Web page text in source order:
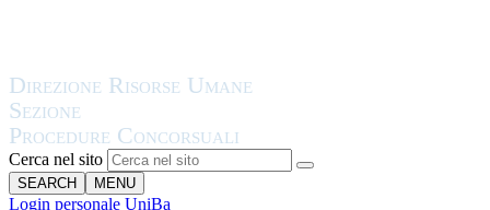
Cerca nel sito
SEARCH MENU
Login personale UniBa